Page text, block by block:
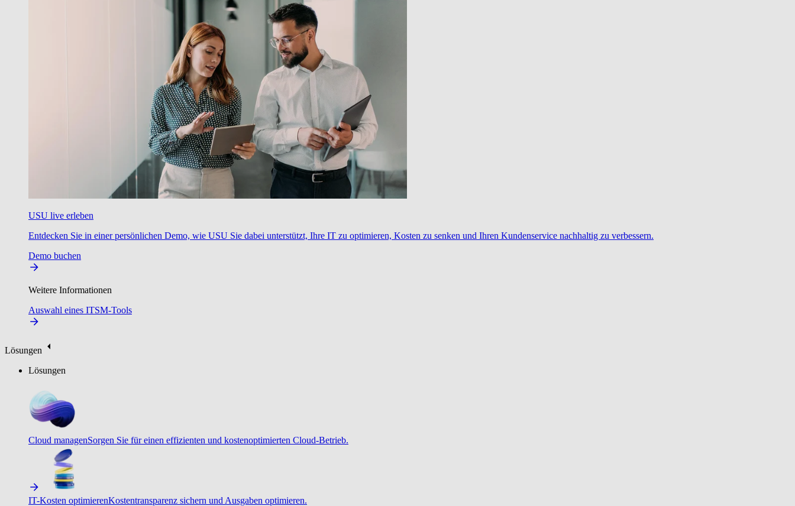
USU live erleben
Entdecken Sie in einer persönlichen Demo, wie USU Sie dabei unterstützt, Ihre IT zu optimieren, Kosten zu senken und Ihren Kundenservice nachhaltig zu verbessern.
Demo buchen
Weitere Informationen
Auswahl eines ITSM-Tools
Lösungen
Lösungen
Cloud managenSorgen Sie für einen effizienten und kostenoptimierten Cloud-Betrieb.
IT-Kosten optimierenKostentransparenz sichern und Ausgaben optimieren.